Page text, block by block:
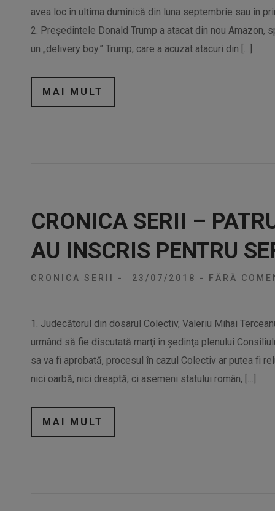
avea loc în ultima duminică din luna septembrie sau în
2. Președintele Donald Trump a atacat din nou Amazon,
un „delivery boy.” Trump, care a acuzat atacuri din […]
MAI MULT
CRONICA SERII –
AU INSCRIS PENTRU
CRONICA SERII - 23/07/2018 - FĂRĂ
1. Judecătorul din dosarul Colectiv, Valeriu Mihai
urmând să fie discutată marţi în şedinţa plenului
sa va fi aprobată, procesul în cazul Colectiv ar putea fi
nici oarbă, nici dreaptă, ci asemeni statului român, […]
MAI MULT